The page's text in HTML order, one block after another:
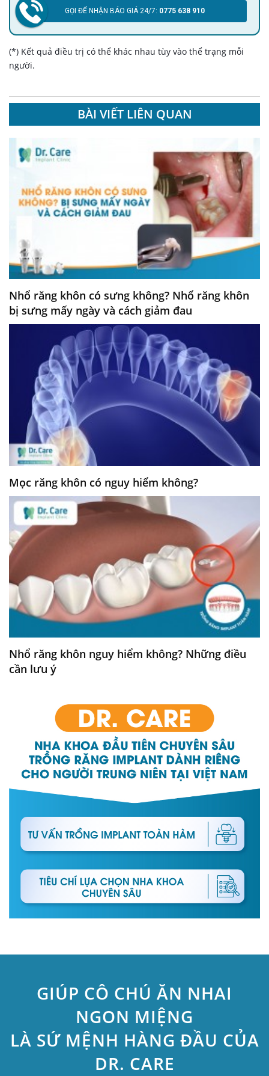
GỌI ĐỂ NHẬN BÁO GIÁ 24/7: 0775 638 910
(*) Kết quả điều trị có thể khác nhau tùy vào thể trạng mỗi
người.
BÀI VIẾT LIÊN QUAN
Nhổ răng khôn có sưng không? Nhổ răng khôn
bị sưng mấy ngày và cách giảm đau
Mọc răng khôn có nguy hiểm không?
Nhổ răng khôn nguy hiểm không? Những điều
cần lưu ý
GIÚP CÔ CHÚ ĂN NHAI
NGON MIỆNG
LÀ SỨ MỆNH HÀNG ĐẦU CỦA
DR. CARE